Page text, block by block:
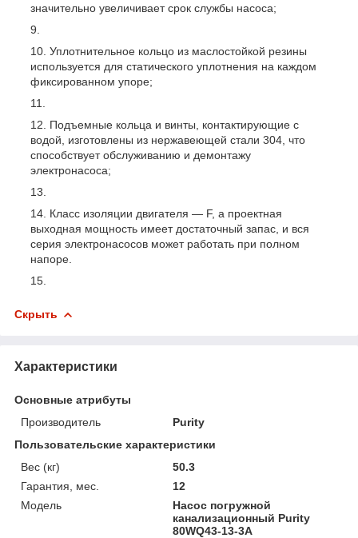
значительно увеличивает срок службы насоса;
Уплотнительное кольцо из маслостойкой резины
используется для статического уплотнения на каждом
фиксированном упоре;
Подъемные кольца и винты, контактирующие с
водой, изготовлены из нержавеющей стали 304, что
способствует обслуживанию и демонтажу
электронасоса;
Класс изоляции двигателя — F, а проектная
выходная мощность имеет достаточный запас, и вся
серия электронасосов может работать при полном
напоре.
Скрыть
Характеристики
Основные атрибуты
Производитель
Purity
Пользовательские характеристики
Вес (кг)
50.3
Гарантия, мес.
12
Модель
Насос погружной
канализационный Purity
80WQ43-13-3A